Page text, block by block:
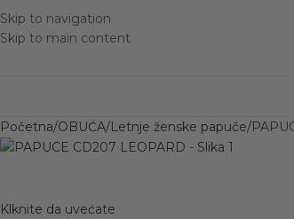
Skip to navigation
Skip to main content
Početna OBUĆA Letnje ženske papuče
Klknite da uvećate